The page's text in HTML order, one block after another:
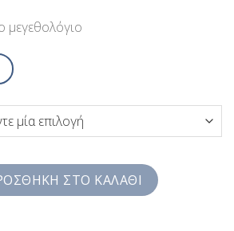
μεγεθολόγιο
Ερωτευμένους Slim Fit LSC4LH3330
ΣΤΟ ΚΑΛΆΘΙ